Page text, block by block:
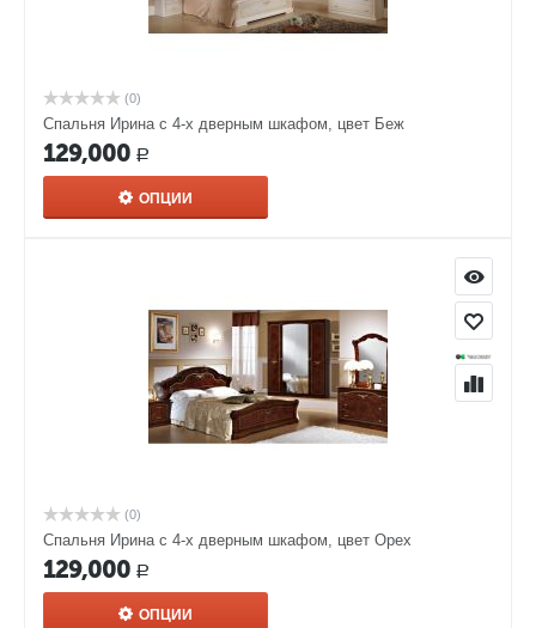
(0)
Спальня Ирина с 4-x дверным шкафом, цвет Беж
129,000 Р
ОПЦИИ
(0)
Спальня Ирина с 4-x дверным шкафом, цвет Орех
129,000 Р
ОПЦИИ